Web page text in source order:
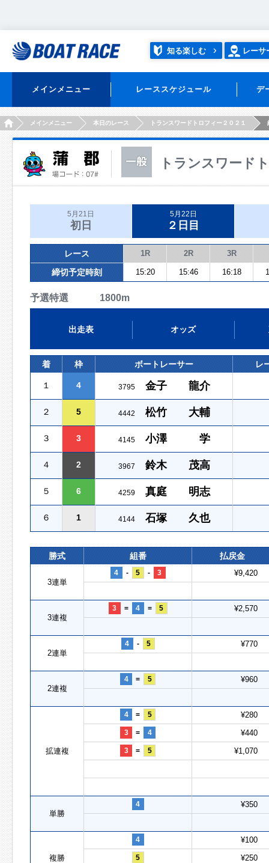
知る楽しむ レーサ
メインメニュー レーススケジュール デ
HOMEメインメニュー 本日のレース トランスワードトロフィー２０２１
トランスワード
5月21日
初日
5月22日
２日目
レース 1R 2R 3R
締切予定時刻 15:20 15:46 16:18
予選特選 1800m
出走表 オッズ
着 枠 ボートレーサー レ
１ 4 3795 金子 龍介
２ 5 4442 松竹 大輔
３ 3 4145 小澤 学
４ 2 3967 鈴木 茂高
５ 6 4259 真庭 明志
６ 1 4144 石塚 久也
勝式 組番 払戻金
3連単
4 - 5 - 3 ¥9,420
3連複
3 = 4 = 5 ¥2,570
2連単
4 - 5 ¥770
2連複
4 = 5 ¥960
拡連複
4 = 5 ¥280
3 = 4 ¥440
3 = 5 ¥1,070
単勝
4 ¥350
複勝
4 ¥100
5 ¥250